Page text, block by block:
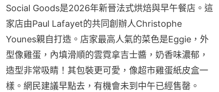
Social Goods是2026年新晉法式烘焙與早午餐店。這
家店由Paul Lafayet的共同創辦人Christophe
Younes親自打造。店家最高人氣的菜色是Eggie，外
型像雞蛋，內填滑順的雲霓拿吉士醬，奶香味濃郁，
造型非常吸睛！其包裝更可愛，像超市雞蛋紙皮盒一
樣。網民建議早點去，有機會未到中午已經售罄。